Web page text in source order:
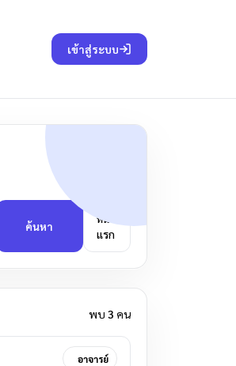
เข้าสู่ระบบ
ค้นหา
หน้า
แรก
พบ 3 คน
อาจารย์